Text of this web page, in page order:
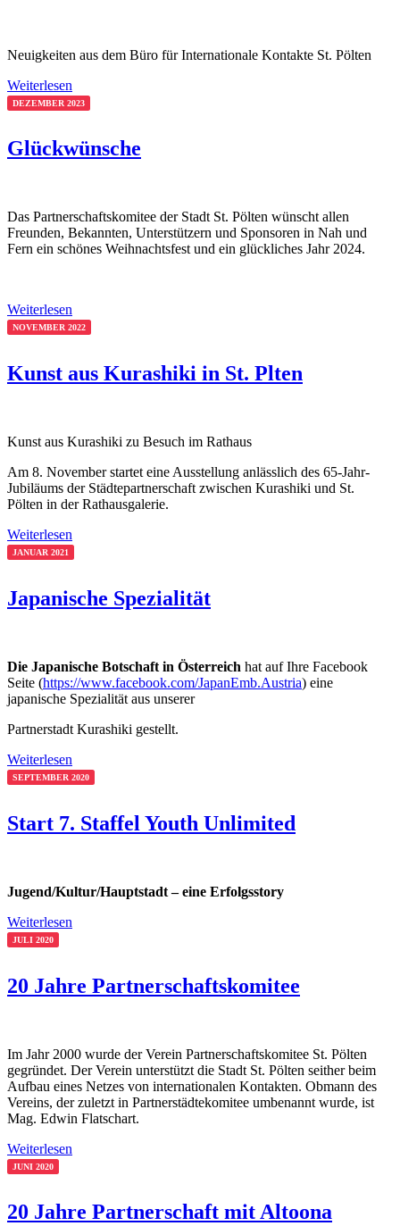
Neuigkeiten aus dem Büro für Internationale Kontakte St. Pölten
Weiterlesen
DEZEMBER 2023
Glückwünsche
Das Partnerschaftskomitee der Stadt St. Pölten wünscht allen
Freunden, Bekannten, Unterstützern und Sponsoren in Nah und
Fern ein schönes Weihnachtsfest und ein glückliches Jahr 2024.
Weiterlesen
NOVEMBER 2022
Kunst aus Kurashiki in St. Plten
Kunst aus Kurashiki zu Besuch im Rathaus
Am 8. November startet eine Ausstellung anlässlich des 65-Jahr-
Jubiläums der Städtepartnerschaft zwischen Kurashiki und St.
Pölten in der Rathausgalerie.
Weiterlesen
JANUAR 2021
Japanische Spezialität
Die Japanische Botschaft in Österreich hat auf Ihre Facebook
Seite (https://www.facebook.com/JapanEmb.Austria) eine
japanische Spezialität aus unserer
Partnerstadt Kurashiki gestellt.
Weiterlesen
SEPTEMBER 2020
Start 7. Staffel Youth Unlimited
Jugend/Kultur/Hauptstadt – eine Erfolgsstory
Weiterlesen
JULI 2020
20 Jahre Partnerschaftskomitee
Im Jahr 2000 wurde der Verein Partnerschaftskomitee St. Pölten
gegründet. Der Verein unterstützt die Stadt St. Pölten seither beim
Aufbau eines Netzes von internationalen Kontakten. Obmann des
Vereins, der zuletzt in Partnerstädtekomitee umbenannt wurde, ist
Mag. Edwin Flatschart.
Weiterlesen
JUNI 2020
20 Jahre Partnerschaft mit Altoona